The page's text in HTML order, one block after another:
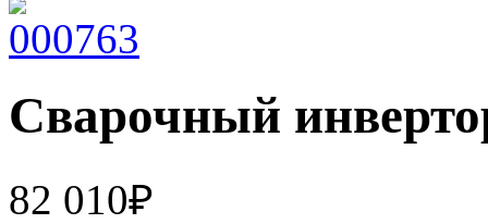
Сварочный
82 010₽